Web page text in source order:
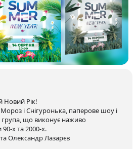
Новий Рік!
і Снігуронька, паперове шоу і
що виконує наживо
х та 2000-х.
Олександр Лазарєв